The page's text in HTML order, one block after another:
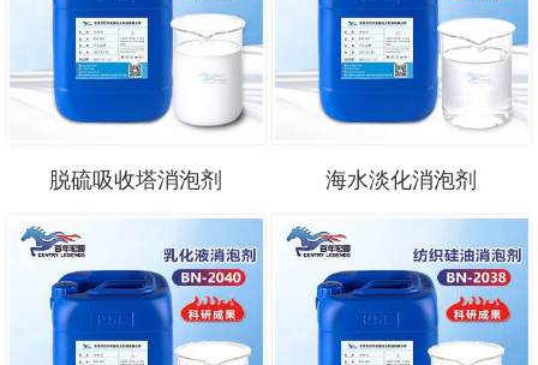
脱硫吸收塔消泡剂 海水淡化消泡剂